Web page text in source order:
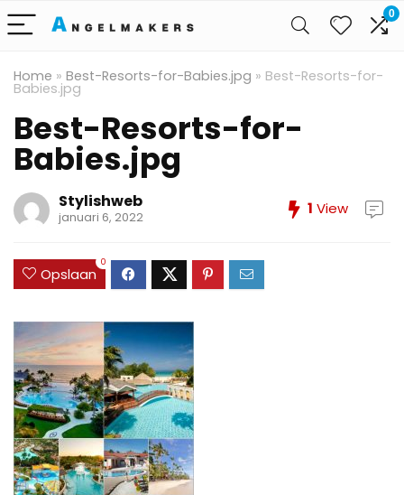
0
Home » Best-Resorts-for-Babies.jpg » Best-Resorts-for-
Babies.jpg
Best-Resorts-for-
Babies.jpg
Stylishweb
januari 6, 2022 1 View
Opslaan
0